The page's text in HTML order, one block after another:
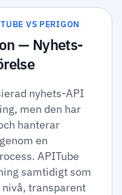
VS PERIGON
— Nyhets-
nyhets-API
men den har
hanterar
en
APITube
samtidigt som
transparent